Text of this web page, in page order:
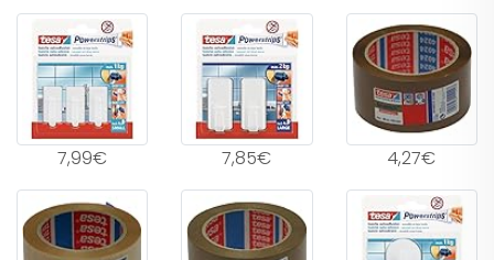
7,99€ 7,85€ 4,27€